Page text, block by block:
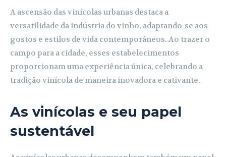
A ascensão das vinícolas urbanas destaca a
versatilidade da indústria do vinho, adaptando-se aos
gostos e estilos de vida contemporâneos. Ao trazer o
campo para a cidade, esses estabelecimentos
proporcionam uma experiência única, celebrando a
tradição vinícola de maneira inovadora e cativante.
As vinícolas e seu papel
sustentável